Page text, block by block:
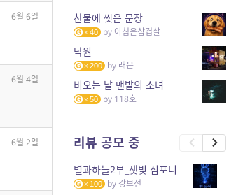
6월 6일
6월 4일
6월 2일
찬물에 씻은 문장
40 by 아침은삼겹살
낙원
200 by 래온
비오는 날 맨발의 소녀
50 by 118호
리뷰 공모 중
별과하늘2부_잿빛 심포니
100 by 강보선